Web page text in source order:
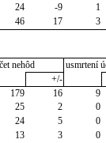
24 -9
1
46 17 3
nehôd
usmrtení
+/-
179 16
9
25 2
0
24 5
0
13 3
0